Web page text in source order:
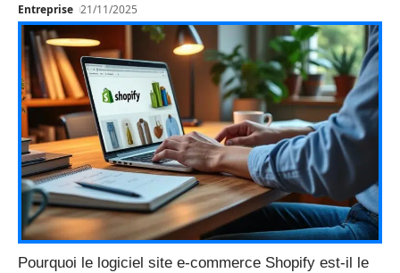
Entreprise 21/11/2025
Pourquoi le logiciel site e-commerce Shopify est-il le